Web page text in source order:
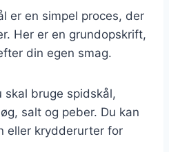
er en simpel proces, der
Her er en grundopskrift,
din egen smag.
skal bruge spidskål,
salt og peber. Du kan
eller krydderurter for